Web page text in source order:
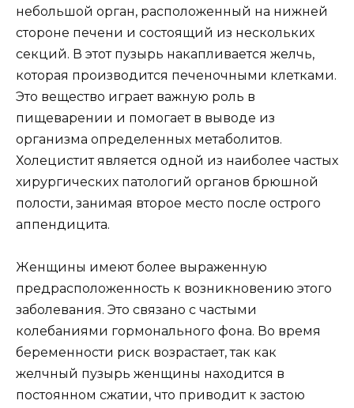
небольшой орган, расположенный на нижней
стороне печени и состоящий из нескольких
секций. В этот пузырь накапливается желчь,
которая производится печеночными клетками.
Это вещество играет важную роль в
пищеварении и помогает в выводе из
организма определенных метаболитов.
Холецистит является одной из наиболее частых
хирургических патологий органов брюшной
полости, занимая второе место после острого
аппендицита.
Женщины имеют более выраженную
предрасположенность к возникновению этого
заболевания. Это связано с частыми
колебаниями гормонального фона. Во время
беременности риск возрастает, так как
желчный пузырь женщины находится в
постоянном сжатии, что приводит к застою